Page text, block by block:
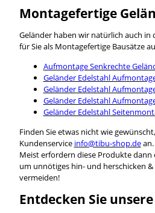
Montagefertige
Geländer haben wir natürlich auch in
für Sie als Montagefertige Bausätze
Aufmontage Senkrechte
Geländer Edelstahl
Geländer Edelstahl
Geländer Edelstahl
Geländer Edelstahl
Finden Sie etwas nicht wie
Kundenservice info@tibu-shop.dean.
Meist erfordern diese Produkte dann
um unnötiges hin- und herschicken
vermeiden!
Entdecken Sie